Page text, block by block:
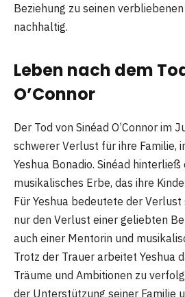
Beziehung zu seinen
nachhaltig.
Leben nach dem
O’Connor
Der Tod von Sinéad O’Connor im
schwerer Verlust für ihre Familie,
Yeshua Bonadio. Sinéad
musikalisches Erbe, das ihre
Für Yeshua bedeutete der
nur den Verlust einer geliebten
auch einer Mentorin und
Trotz der Trauer arbeitet Yeshua
Träume und Ambitionen zu
der Unterstützung seiner Familie